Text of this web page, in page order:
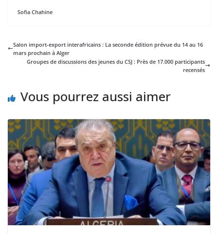
Sofia Chahine
Salon import-export interafricains : La seconde édition prévue du 14 au 16
mars prochain à Alger
Groupes de discussions des jeunes du CSJ : Près de 17.000 participants
recensés
Vous pourrez aussi aimer